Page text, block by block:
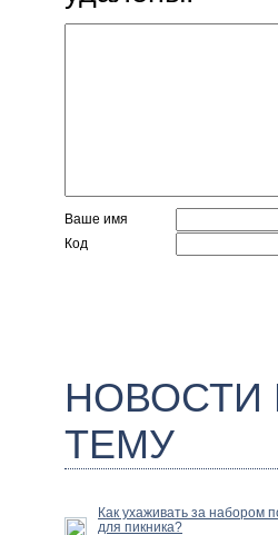
Ваше имя
Код
ТЕМУ
Как ухаживать за набором
для пикника?